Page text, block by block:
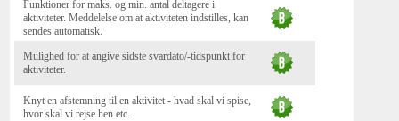
Funktioner for maks. og min. antal deltagere i
aktiviteter. Meddelelse om at aktiviteten indstilles, kan
sendes automatisk.
Mulighed for at angive sidste svardato/-tidspunkt for
aktiviteter.
Knyt en afstemning til en aktivitet - hvad skal vi spise,
hvor skal vi rejse hen etc.